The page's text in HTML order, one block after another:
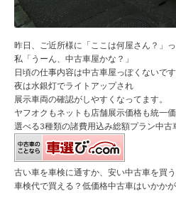
昨日、ご近所様に「ここは何屋さん？」
私「うーん、中古車屋かな？」
日頃の仕事内容は中古車屋っぽくないです
夜は水銀灯でライトアップされ
展示車両の確認がしやすくなってます。
ヤフオクもネットも店舗展示価格も統一
選べる3種類の諸費用込み総額プラン中古
古い車を車検に通すか、安い中古車を買う
車検代で買える？低価格中古車はいかか